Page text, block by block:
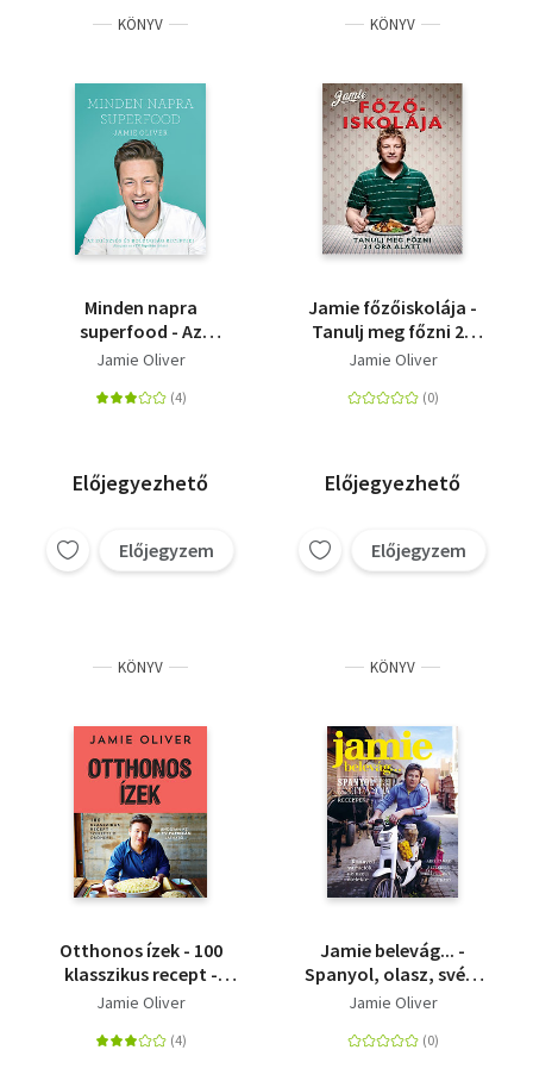
KÖNYV
Minden napra
superfood - Az
egészség és boldogság
Jamie Oliver
Előjegyezhető
Előjegyzem
KÖNYV
Jamie főzőiskolája -
Tanulj meg főzni 24
óra alatt
Jamie Oliver
Előjegyezhető
Előjegyzem
KÖNYV
Otthonos ízek - 100
klasszikus recept -
szeretteid örömére
Jamie Oliver
KÖNYV
Jamie belevág... -
Spanyol, olasz, svéd,
marokkói, görög és
Jamie Oliver